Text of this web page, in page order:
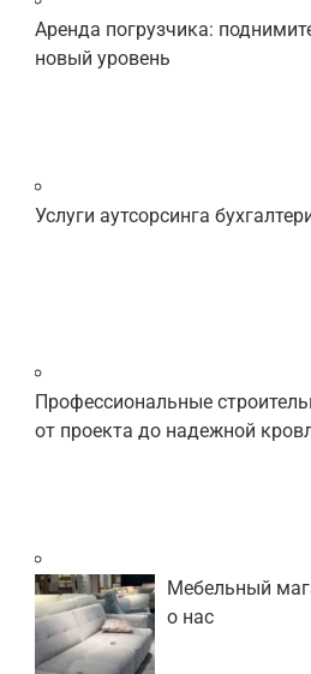
Аренда погрузчика:
новый уровень
Услуги аутсорсинга
Профессиональные
от проекта до надежной
Мебельный
о нас